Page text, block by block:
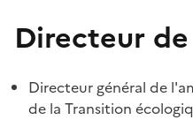
Directeur
Directeur général de
de la Transition